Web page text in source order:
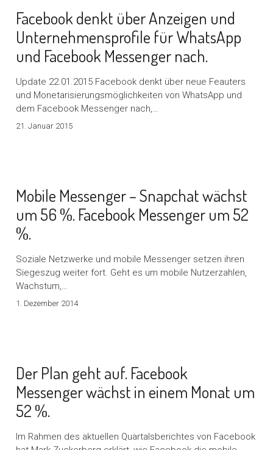
Facebook denkt über Anzeigen und
Unternehmensprofile für WhatsApp
und Facebook Messenger nach.
Update 22.01.2015 Facebook denkt über neue Feauters
und Monetarisierungsmöglichkeiten von WhatsApp und
dem Facebook Messenger nach,…
21. Januar 2015
Mobile Messenger – Snapchat wächst
um 56 %. Facebook Messenger um 52
%.
Soziale Netzwerke und mobile Messenger setzen ihren
Siegeszug weiter fort. Geht es um mobile Nutzerzahlen,
Wachstum,…
1. Dezember 2014
Der Plan geht auf. Facebook
Messenger wächst in einem Monat um
52 %.
Im Rahmen des aktuellen Quartalsberichtes von Facebook